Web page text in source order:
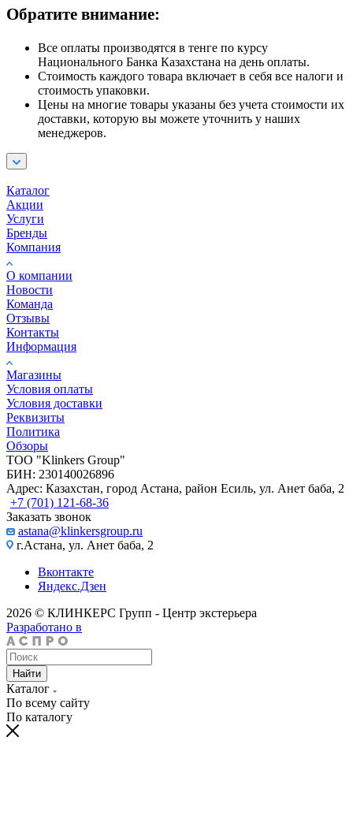
Обратите внимание:
Все оплаты производятся в тенге по курсу
Национального Банка Казахстана на день оплаты.
Стоимость каждого товара включает в себя все налоги и
стоимость упаковки.
Цены на многие товары указаны без учета стоимости их
доставки, которую вы можете уточнить у наших
менеджеров.
Каталог
Акции
Услуги
Бренды
Компания
О компании
Новости
Команда
Отзывы
Контакты
Информация
Магазины
Условия оплаты
Условия доставки
Реквизиты
Политика
Обзоры
TOO "Klinkers Group"
БИН: 230140026896
Адрес: Казахстан, город Астана, район Есиль, ул. Анет баба, 2
+7 (701) 121-68-36
Заказать звонок
astana@klinkersgroup.ru
г.Астана, ул. Анет баба, 2
Вконтакте
Яндекс.Дзен
2026 © КЛИНКЕРС Групп - Центр экстерьера
Разработано в
Найти
Каталог
По всему сайту
По каталогу